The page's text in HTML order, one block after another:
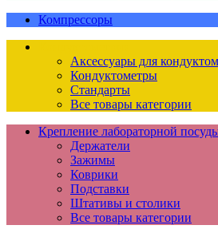
Компрессоры
Аксессуары для
Кондуктометры
Стандарты
Все товары категории
Крепление лабораторной
Держатели
Зажимы
Коврики
Подставки
Штативы и столики
Все товары категории